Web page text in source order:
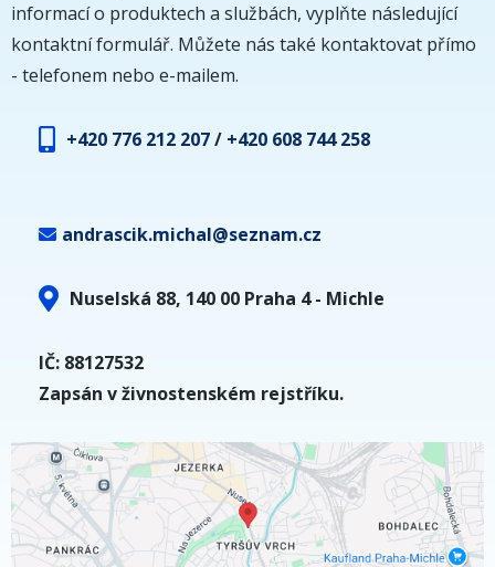
informací o produktech a službách, vyplňte následující
kontaktní formulář. Můžete nás také kontaktovat přímo
- telefonem nebo e-mailem.
+420 776 212 207/ +420 608 744 258
andrascik.michal@seznam.cz
Nuselská 88, 140 00 Praha 4 - Michle
IČ: 88127532
Zapsán v živnostenském rejstříku.